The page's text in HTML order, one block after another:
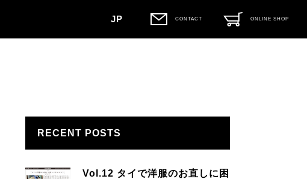
JP CONTACT ONLINE SHOP
RECENT POSTS
Vol.12 タイで洋服のお直しに困